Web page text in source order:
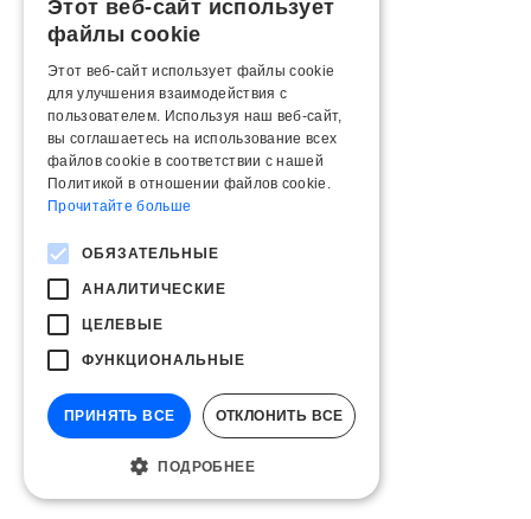
Этот веб-сайт использует
файлы cookie
Этот веб-сайт использует файлы cookie
для улучшения взаимодействия с
пользователем. Используя наш веб-сайт,
вы соглашаетесь на использование всех
файлов cookie в соответствии с нашей
Политикой в ​​отношении файлов cookie.
Прочитайте больше
ОБЯЗАТЕЛЬНЫЕ
АНАЛИТИЧЕСКИЕ
ЦЕЛЕВЫЕ
ФУНКЦИОНАЛЬНЫЕ
ПРИНЯТЬ ВСЕ ОТКЛОНИТЬ ВСЕ
ПОДРОБНЕЕ